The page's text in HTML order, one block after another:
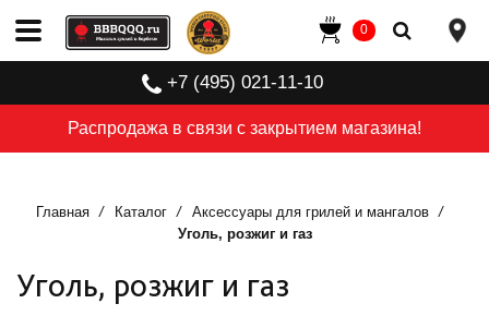
Распродажа в связи с закрытием магазина!
+7 (495) 021-11-10
0
Главная Каталог
Аксессуары для грилей и мангалов
Уголь, розжиг и газ
Уголь, розжиг и газ